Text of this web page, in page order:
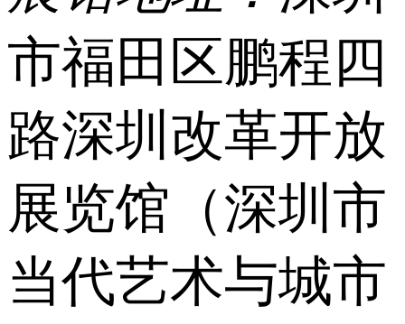
市福田区鹏程四
路深圳改革开放
展览馆（深圳市
当代艺术与城市